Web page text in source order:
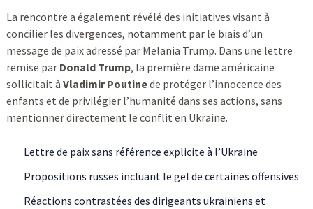
La rencontre a également révélé des initiatives visant à
concilier les divergences, notamment par le biais d’un
message de paix adressé par Melania Trump. Dans une lettre
remise par Donald Trump, la première dame américaine
sollicitait à Vladimir Poutinede protéger l’innocence des
enfants et de privilégier l’humanité dans ses actions, sans
mentionner directement le conflit en Ukraine.
Lettre de paix sans référence explicite à l’Ukraine
Propositions russes incluant le gel de certaines offensives
Réactions contrastées des dirigeants ukrainiens et